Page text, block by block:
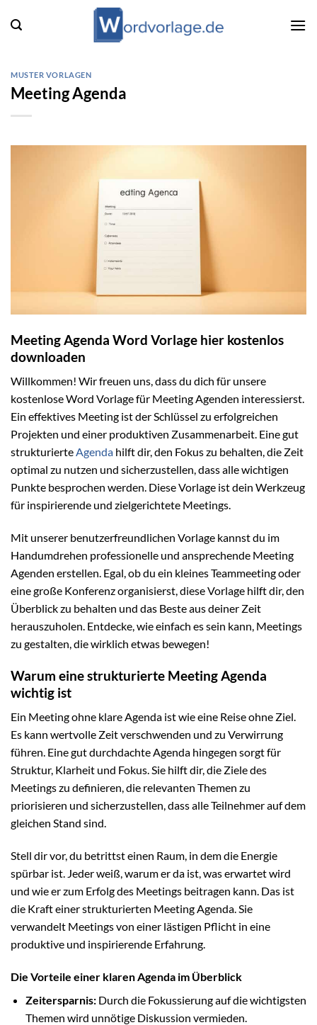
Inhalt
MUSTER VORLAGEN
Meeting Agenda
Meeting Agenda Word Vorlage hier kostenlos
downloaden
Willkommen! Wir freuen uns, dass du dich für unsere
kostenlose Word Vorlage für Meeting Agenden interessierst.
Ein effektives Meeting ist der Schlüssel zu erfolgreichen
Projekten und einer produktiven Zusammenarbeit. Eine gut
strukturierteAgenda hilft dir, den Fokus zu behalten, die Zeit
optimal zu nutzen und sicherzustellen, dass alle wichtigen
Punkte besprochen werden. Diese Vorlage ist dein Werkzeug
für inspirierende und zielgerichtete Meetings.
Mit unserer benutzerfreundlichen Vorlage kannst du im
Handumdrehen professionelle und ansprechende Meeting
Agenden erstellen. Egal, ob du ein kleines Teammeeting oder
eine große Konferenz organisierst, diese Vorlage hilft dir, den
Überblick zu behalten und das Beste aus deiner Zeit
herauszuholen. Entdecke, wie einfach es sein kann, Meetings
zu gestalten, die wirklich etwas bewegen!
Warum eine strukturierte Meeting Agenda
wichtig ist
Ein Meeting ohne klare Agenda ist wie eine Reise ohne Ziel.
Es kann wertvolle Zeit verschwenden und zu Verwirrung
führen. Eine gut durchdachte Agenda hingegen sorgt für
Struktur, Klarheit und Fokus. Sie hilft dir, die Ziele des
Meetings zu definieren, die relevanten Themen zu
priorisieren und sicherzustellen, dass alle Teilnehmer auf dem
gleichen Stand sind.
Stell dir vor, du betrittst einen Raum, in dem die Energie
spürbar ist. Jeder weiß, warum er da ist, was erwartet wird
und wie er zum Erfolg des Meetings beitragen kann. Das ist
die Kraft einer strukturierten Meeting Agenda. Sie
verwandelt Meetings von einer lästigen Pflicht in eine
produktive und inspirierende Erfahrung.
Die Vorteile einer klaren Agenda im Überblick
Zeitersparnis:Durch die Fokussierung auf die wichtigsten
Themen wird unnötige Diskussion vermieden.